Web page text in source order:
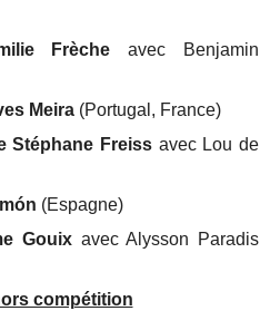
Frèche avec Benjamin
Meira (Portugal, France)
Stéphane Freissavec Lou de
(Espagne)
Gouix avec Alysson Paradis
compétition